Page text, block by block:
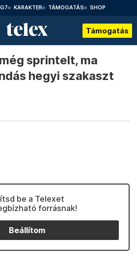
G7 KARAKTER TÁMOGATÁS SHOP
Támogatás
sprintelt, ma
hegyi szakaszt
be a Telexet
forrásnak!
Beállítom